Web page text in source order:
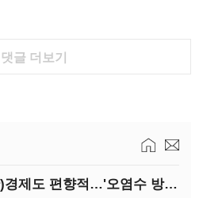
댓글 더보기
(나토 정상회의 결산)경제도 편향적…'오염수 방류'만 용인